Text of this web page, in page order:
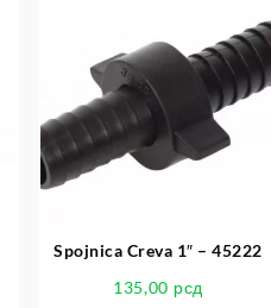
Spojnica Creva 1″ – 45222
135,00 рсд